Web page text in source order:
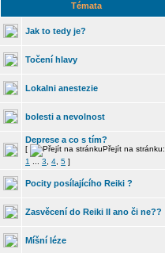
Témata
Jak to tedy je?
Točení hlavy
Lokalni anestezie
bolesti a nevolnost
Deprese a co s tím?
[
Přejít na stránku:
1
3 4 5 ]
Pocity posílajícího Reiki ?
Zasvěcení do Reiki II ano či ne??
Míšní léze